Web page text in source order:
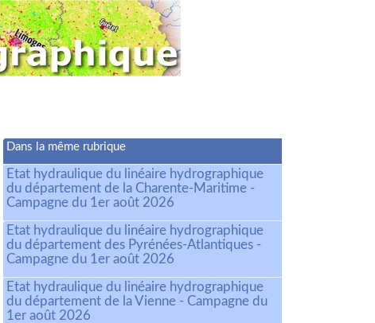
Dans la même rubrique
Etat hydraulique du linéaire hydrographique
du département de la Charente-Maritime -
Campagne du 1er août 2026
Etat hydraulique du linéaire hydrographique
du département des Pyrénées-Atlantiques -
Campagne du 1er août 2026
Etat hydraulique du linéaire hydrographique
du département de la Vienne - Campagne du
1er août 2026